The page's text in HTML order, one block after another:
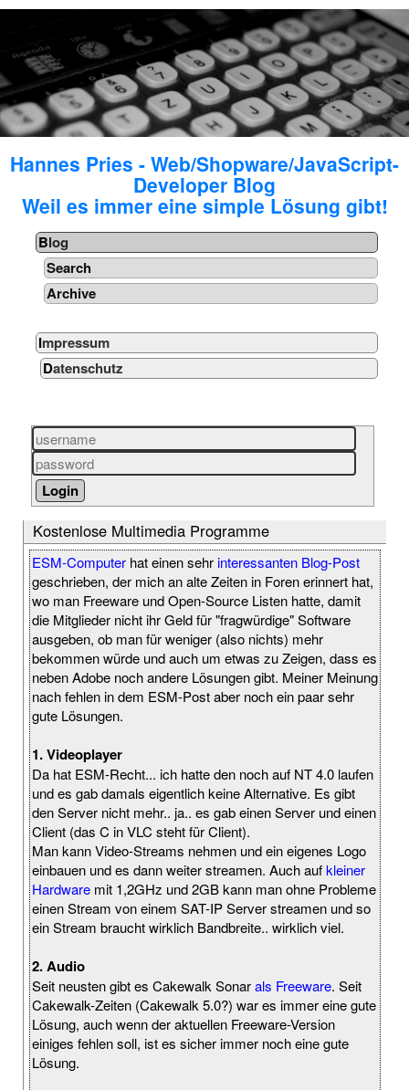
Hannes Pries - Web/Shopware/JavaScript-
Developer Blog
Weil es immer eine simple Lösung gibt!
Blog
Search
Archive
Impressum
Datenschutz
Kostenlose Multimedia Programme
ESM-Computer hat einen sehrinteressanten Blog-Post
geschrieben, der mich an alte Zeiten in Foren erinnert hat,
wo man Freeware und Open-Source Listen hatte, damit
die Mitglieder nicht ihr Geld für "fragwürdige" Software
ausgeben, ob man für weniger (also nichts) mehr
bekommen würde und auch um etwas zu Zeigen, dass es
neben Adobe noch andere Lösungen gibt. Meiner Meinung
nach fehlen in dem ESM-Post aber noch ein paar sehr
gute Lösungen.
1. Videoplayer
Da hat ESM-Recht... ich hatte den noch auf NT 4.0 laufen
und es gab damals eigentlich keine Alternative. Es gibt
den Server nicht mehr.. ja.. es gab einen Server und einen
Client (das C in VLC steht für Client).
Man kann Video-Streams nehmen und ein eigenes Logo
einbauen und es dann weiter streamen. Auch aufkleiner
Hardware mit 1,2GHz und 2GB kann man ohne Probleme
einen Stream von einem SAT-IP Server streamen und so
ein Stream braucht wirklich Bandbreite.. wirklich viel.
2. Audio
Seit neusten gibt es Cakewalk Sonarals Freeware. Seit
Cakewalk-Zeiten (Cakewalk 5.0?) war es immer eine gute
Lösung, auch wenn der aktuellen Freeware-Version
einiges fehlen soll, ist es sicher immer noch eine gute
Lösung.